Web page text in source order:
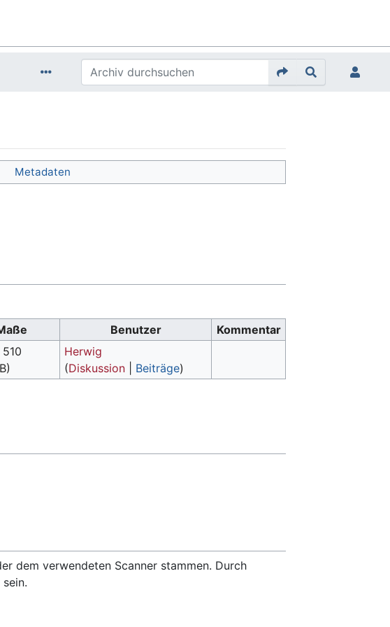
Metadaten
Benutzer
Kommentar
Herwig
(Diskussion Beiträge)
dem verwendeten Scanner stammen. Durch